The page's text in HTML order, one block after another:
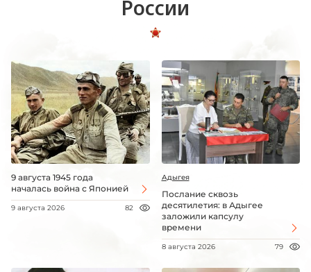
России
9 августа 1945 года
началась война с Японией
9 августа 2026 82
Адыгея
Послание сквозь
десятилетия: в Адыгее
заложили капсулу
времени
8 августа 2026 79